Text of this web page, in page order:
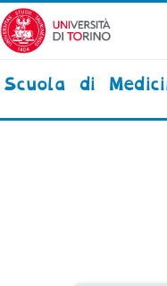
Vai al contenuto
Scuola di